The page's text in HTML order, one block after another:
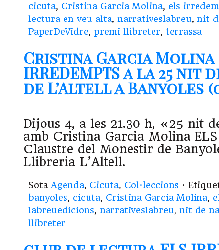
cicuta, Cristina Garcia Molina, els
lectura en veu alta, narrativeslabreu, nit
PaperDeVidre, premi llibreter, terrassa
Cristina Garcia Molina
IRREDEMPTS a la 25
de L’Altell a Banyoles
Dijous 4, a les 21.30 h, «25 nit
amb Cristina Garcia Molina ELS
Claustre del Monestir de
Llibreria L’Altell.
Sota Agenda, Cicuta, Col·leccions ·
banyoles, cicuta, Cristina Garcia Molina,
labreuedicions, narrativeslabreu, nit de
llibreter